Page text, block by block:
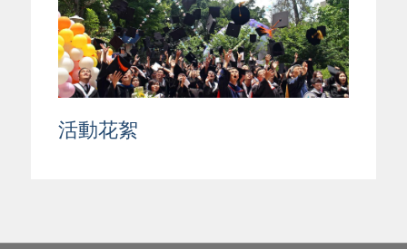
活動花絮